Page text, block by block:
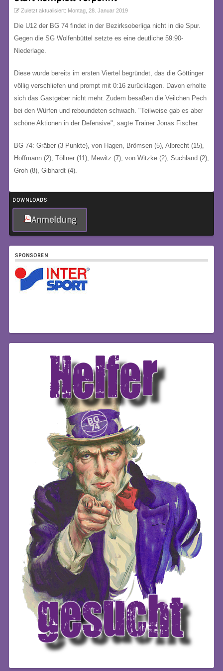
DOWNLOADS
Anmeldung
SPONSOREN
Zuletzt aktualisiert: Montag, 28. Januar 2019
Die U12 der BG 74 findet in der Bezirksoberliga nicht in die Spur.
Gegen die SG Wolfenbüttel setzte es eine deutliche 59:90-
Niederlage.
Diese wurde bereits im ersten Viertel begründet, das die Göttinger
völlig verschliefen und prompt mit 0:16 zurücklagen. Davon erholte
sich das Gastgeber nicht mehr. Zudem besaßen die Veilchen Pech
bei den Würfen und reboundeten schwach. "Teilweise gab es aber
schöne Aktionen in der Defensive", sagte Trainer Jonas Fischer.
BG 74: Gräber (3 Punkte), von Hagen, Brömsen (5), Albrecht (15),
Hoffmann (2), Töllner (11), Mewitz (7), von Witzke (2), Suchland (2),
Groh (8), Gibhardt (4).